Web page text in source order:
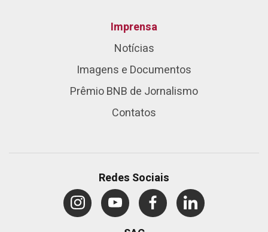
Imprensa
Notícias
Imagens e Documentos
Prêmio BNB de Jornalismo
Contatos
Redes Sociais